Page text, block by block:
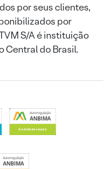
por seus clientes,
por
S/A é instituição
Central do Brasil.